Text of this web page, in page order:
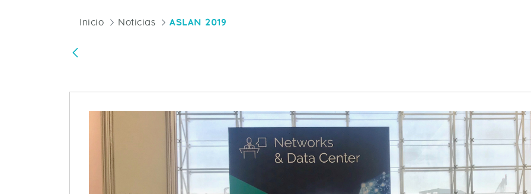
Inicio Noticias ASLAN 2019